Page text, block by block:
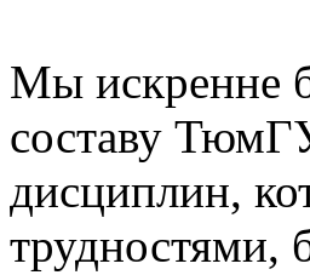
Мы искренне
составу
дисциплин,
трудностями,